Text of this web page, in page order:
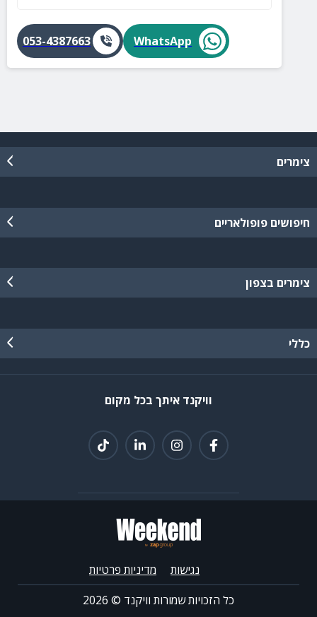
WhatsApp
053-4387663
צימרים
חיפושים פופולאריים
צימרים בצפון
כללי
וויקנד איתך בכל מקום
נגישות
מדיניות פרטיות
כל הזכויות שמורות וויקנד © 2026